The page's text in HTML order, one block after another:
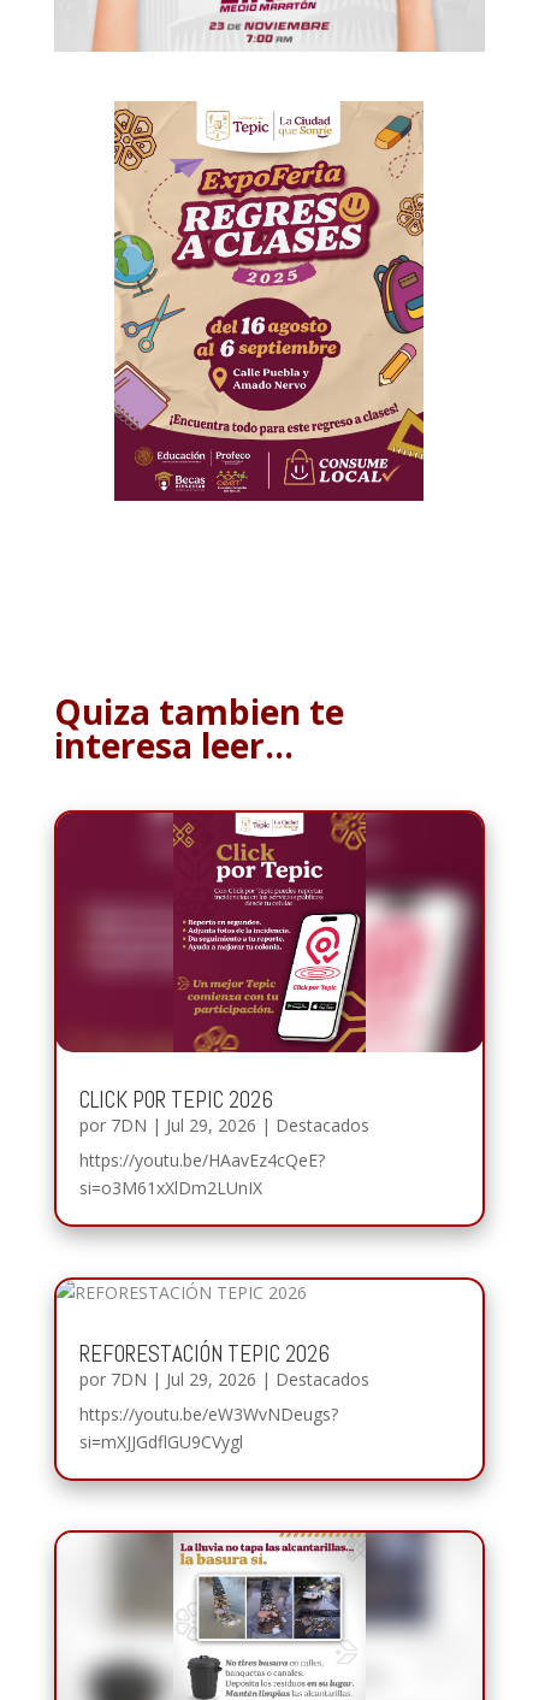
Quiza tambien te
interesa leer…
CLICK POR TEPIC 2026
por 7DN | Jul 29, 2026 | Destacados
https://youtu.be/HAavEz4cQeE?
si=o3M61xXlDm2LUnIX
REFORESTACIÓN TEPIC 2026
por 7DN | Jul 29, 2026 | Destacados
https://youtu.be/eW3WvNDeugs?
si=mXJJGdflGU9CVygl